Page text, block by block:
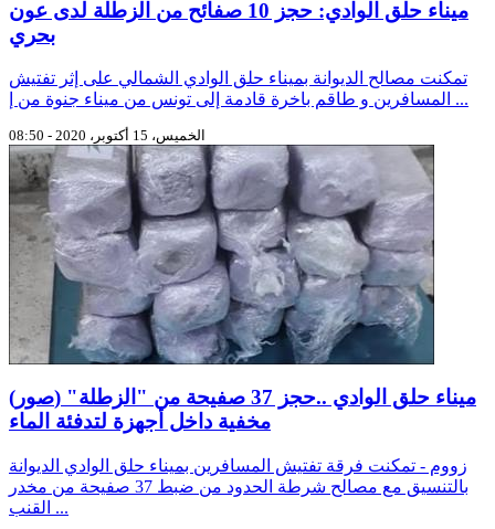
ميناء حلق الوادي: حجز 10 صفائح من الزطلة لدى عون
بحري
تمكنت مصالح الديوانة بميناء حلق الوادي الشمالي على إثر تفتيش
المسافرين و طاقم باخرة قادمة إلى تونس من ميناء جنوة من إ ...
الخميس، 15 أكتوبر، 2020 - 08:50
(صور) ميناء حلق الوادي ..حجز 37 صفيحة من "الزطلة"
مخفية داخل أجهزة لتدفئة الماء
زووم - تمكنت فرقة تفتيش المسافرين بميناء حلق الوادي الديوانة
بالتنسيق مع مصالح شرطة الحدود من ضبط 37 صفيحة من مخدر
القنب ...